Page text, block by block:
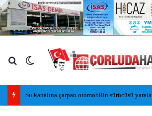
Arama yap ...
Dış görünümü değiştir
Su kanalına çarpan otomobilin sürücüsü